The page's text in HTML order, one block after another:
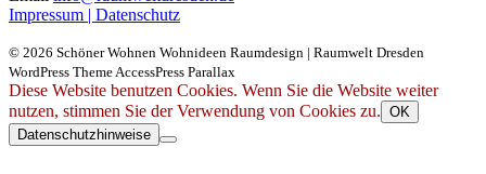
Impressum | Datenschutz
© 2026 Schöner Wohnen Wohnideen Raumdesign | Raumwelt Dresden
WordPress Theme AccessPress Parallax
Diese Website benutzen Cookies. Wenn Sie die Website weiter
nutzen, stimmen Sie der Verwendung von Cookies zu. OK
Datenschutzhinweise